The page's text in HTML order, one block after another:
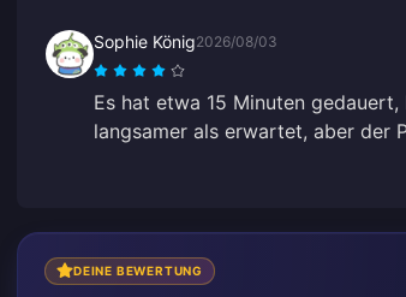
Sophie König2026/08/03
Es hat etwa 15 Minuten
langsamer als erwartet, aber der
DEINE BEWERTUNG